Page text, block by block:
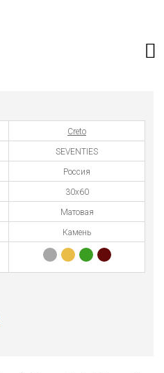
Creto
SEVENTIES
Россия
30x60
Матовая
Камень